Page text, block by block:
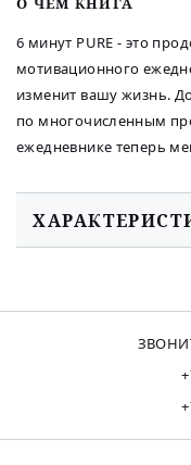
6 минут PURE - это
мотивационного
изменит вашу жизнь.
по многочисленным
ежедневнике теперь